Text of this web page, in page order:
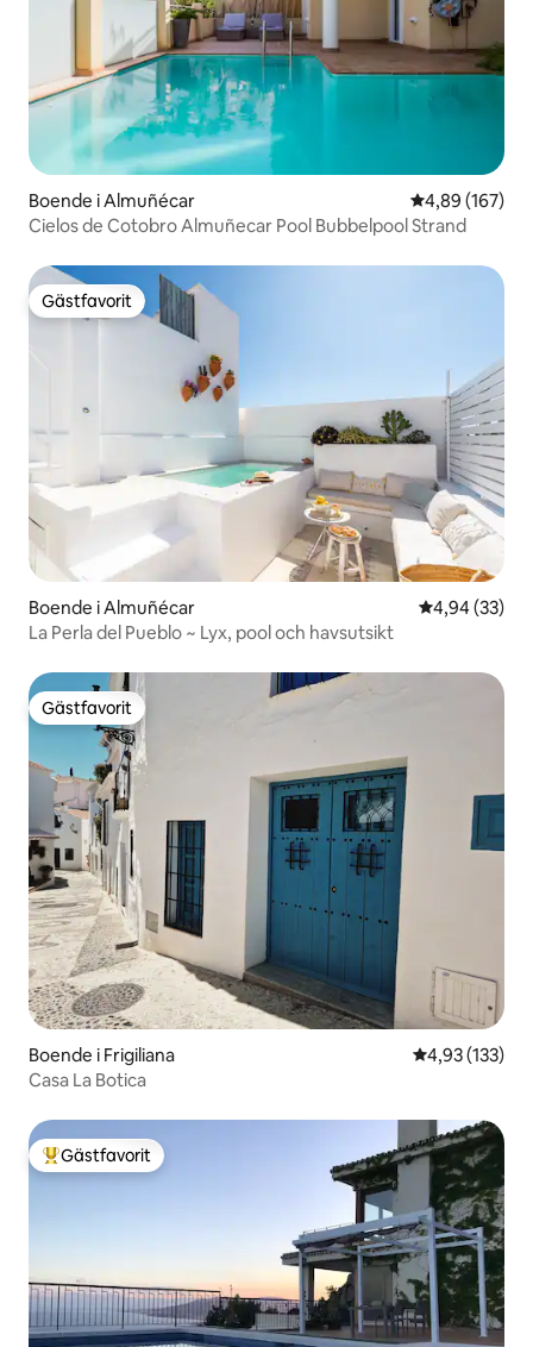
Boende i Almuñécar 4,89 av 5 i
4,89 (167)
Cielos de Cotobro Almuñecar Pool Bubbelpool Strand
Gästfavorit
Gästfavorit
Boende i Almuñécar 4,94 av 5 i
4,94 (33)
La Perla del Pueblo ~ Lyx, pool och havsutsikt
Gästfavorit
Gästfavorit
Boende i Frigiliana 4,93 av 5 i
4,93 (133)
Casa La Botica
Populär gästfavorit
Gästfavorit